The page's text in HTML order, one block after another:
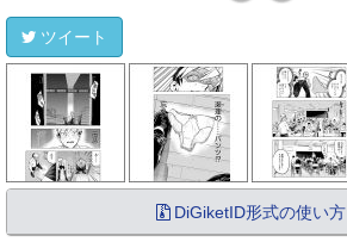
ツイート
DiGiketID形式の使い方